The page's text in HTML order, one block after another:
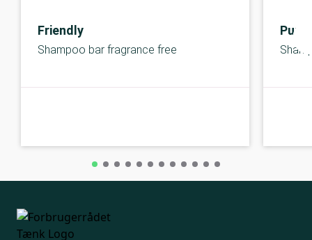
Friendly
Shampoo bar fragrance free